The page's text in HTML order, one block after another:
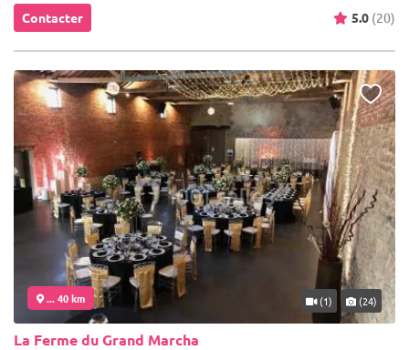
Contacter 5.0 (20)
... 40 km (1) (24)
La Ferme du Grand Marcha